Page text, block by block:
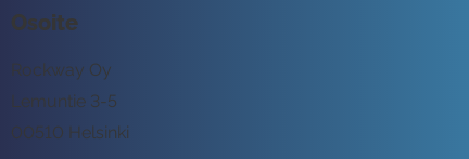
Osoite
Rockway Oy
Lemuntie 3-5
00510 Helsinki